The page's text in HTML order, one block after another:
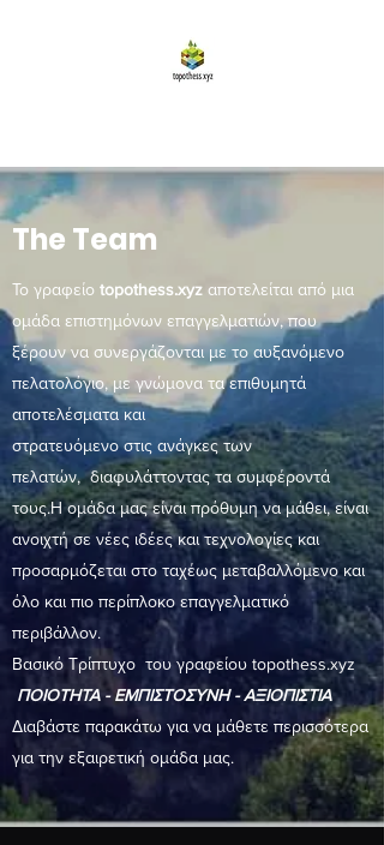
The Team
Το γραφείο topothess.xyz αποτελείται από μια
ομάδα επιστημόνων επαγγελματιών, που
ξέρουν να συνεργάζονται με το αυξανόμενο
πελατολόγιο, με γνώμονα τα επιθυμητά
αποτελέσματα και
στρατευόμενο στις ανάγκες των
πελατών, διαφυλάττοντας τα συμφέροντά
τους.Η ομάδα μας είναι πρόθυμη να μάθει, είναι
ανοιχτή σε νέες ιδέες και τεχνολογίες και
προσαρμόζεται στο ταχέως μεταβαλλόμενο και
όλο και πιο περίπλοκο επαγγελματικό
περιβάλλον.
Βασικό Τρίπτυχο του γραφείου topothess.xyz
ΠΟΙΟΤΗΤΑ - ΕΜΠΙΣΤΟΣΥΝΗ - ΑΞΙΟΠΙΣΤΙΑ
Διαβάστε παρακάτω για να μάθετε περισσότερα
για την εξαιρετική ομάδα μας.